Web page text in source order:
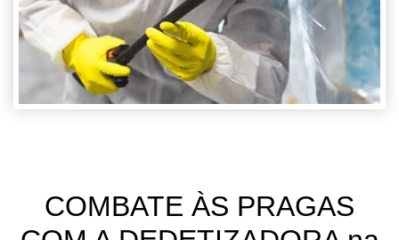
COMBATE ÀS PRAGAS